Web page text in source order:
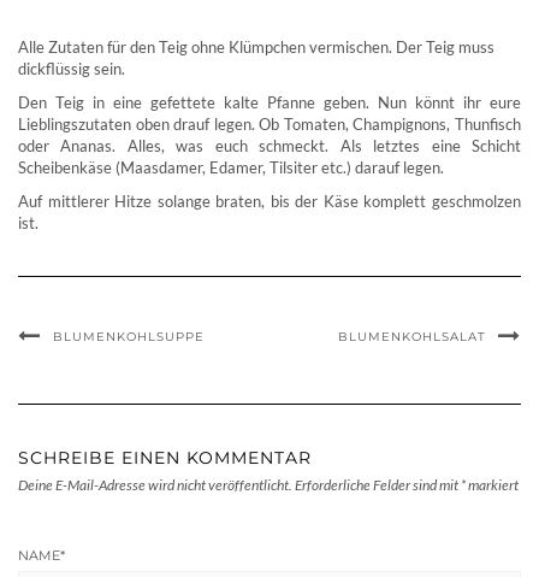
Alle Zutaten für den Teig ohne Klümpchen vermischen. Der Teig muss
dickflüssig sein.
Den Teig in eine gefettete kalte Pfanne geben. Nun könnt ihr eure
Lieblingszutaten oben drauf legen. Ob Tomaten, Champignons, Thunfisch
oder Ananas. Alles, was euch schmeckt. Als letztes eine Schicht
Scheibenkäse (Maasdamer, Edamer, Tilsiter etc.) darauf legen.
Auf mittlerer Hitze solange braten, bis der Käse komplett geschmolzen
ist.
BLUMENKOHLSUPPE BLUMENKOHLSALAT
SCHREIBE EINEN KOMMENTAR
Deine E-Mail-Adresse wird nicht veröffentlicht. Erforderliche Felder sind mit *markiert
NAME*